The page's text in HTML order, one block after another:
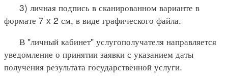
3) личная подпись в сканированном варианте в
формате 7 x 2 см, в виде графического файла.
В "личный кабинет" услугополучателя направляется
уведомление о принятии заявки с указанием даты
получения результата государственной услуги.